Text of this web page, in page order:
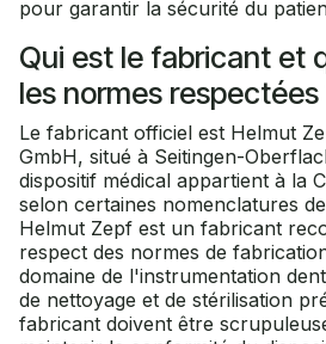
pour garantir la sécurité du
Qui est le fabricant et
les normes respectées
Le fabricant officiel est Helmut
GmbH, situé à Seitingen-
dispositif médical appartient à la
selon certaines nomenclatures
Helmut Zepf est un fabricant
respect des normes de
domaine de l'instrumentation
de nettoyage et de stérilisation
fabricant doivent être